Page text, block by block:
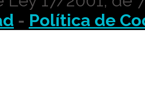
- Política de